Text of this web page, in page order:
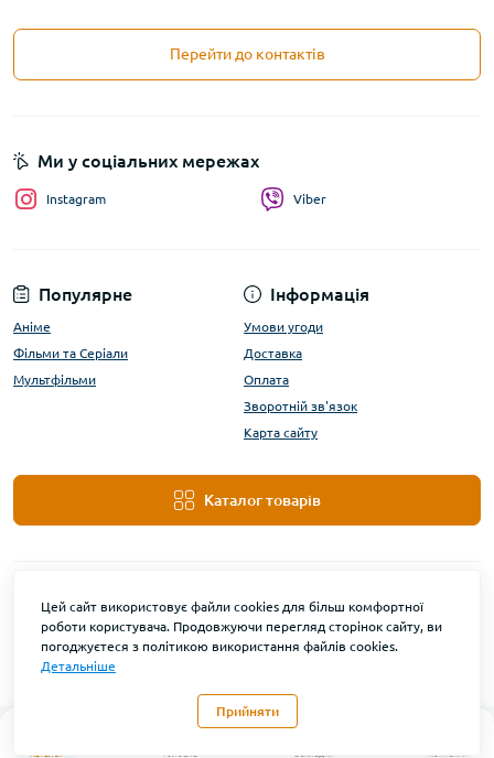
Каталог Головна Закладки Контакти
Перейти до контактів
Популярне
Аніме
Фільми та Серіали
Мультфільми
Інформація
Умови угоди
Доставка
Оплата
Зворотній зв'язок
Карта сайту
Каталог товарів
Ми у соціальних мережах
Instagram Viber
Цей сайт використовує файли cookies для більш комфортної
роботи користувача. Продовжуючи перегляд сторінок сайту, ви
погоджуєтеся з політикою використання файлів cookies.
Детальніше
Прийняти